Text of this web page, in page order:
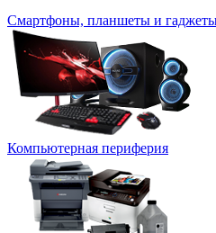
Смартфоны, планшеты и
Компьютерная периферия